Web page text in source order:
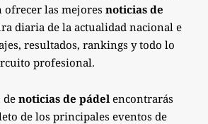
las mejores noticias de
diaria de la actualidad nacional e
resultados, rankings y todo lo
profesional.
de noticias de pádel encontrarás
de los principales eventos de